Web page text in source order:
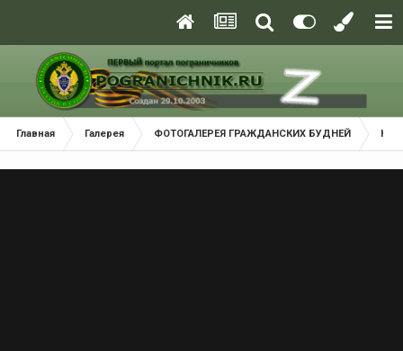
Главная Галерея ФОТОГАЛЕРЕЯ ГРАЖДАНСКИХ БУДНЕЙ